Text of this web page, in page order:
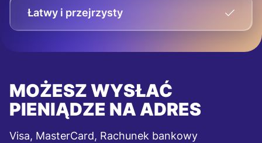
Łatwy i przejrzysty
MOŻESZ WYSŁAĆ
PIENIĄDZE NA ADRES
Visa, MasterCard, Rachunek bankowy